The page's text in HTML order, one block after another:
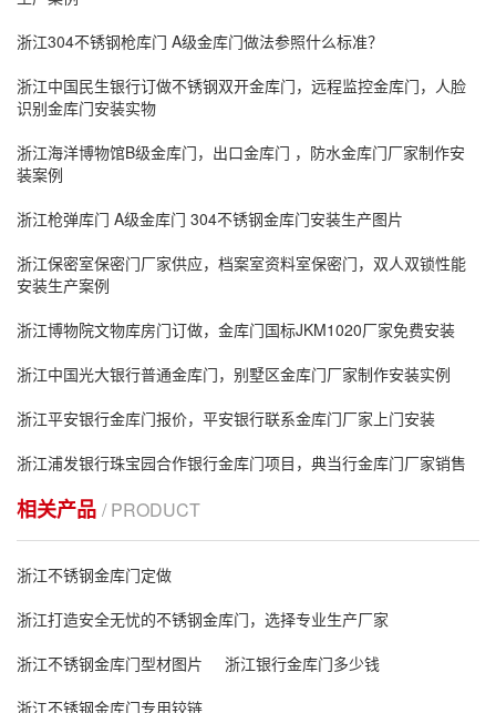
浙江304不锈钢枪库门 A级金库门做法参照什么标准？
浙江中国民生银行订做不锈钢双开金库门，远程监控金库门，人脸
识别金库门安装实物
浙江海洋博物馆B级金库门，出口金库门 ，防水金库门厂家制作安
装案例
浙江枪弹库门 A级金库门 304不锈钢金库门安装生产图片
浙江保密室保密门厂家供应，档案室资料室保密门，双人双锁性能
安装生产案例
浙江博物院文物库房门订做，金库门国标JKM1020厂家免费安装
浙江中国光大银行普通金库门，别墅区金库门厂家制作安装实例
浙江平安银行金库门报价，平安银行联系金库门厂家上门安装
浙江浦发银行珠宝园合作银行金库门项目，典当行金库门厂家销售
相关产品 / PRODUCT
浙江不锈钢金库门定做
浙江打造安全无忧的不锈钢金库门，选择专业生产厂家
浙江不锈钢金库门型材图片
浙江银行金库门多少钱
浙江不锈钢金库门专用铰链